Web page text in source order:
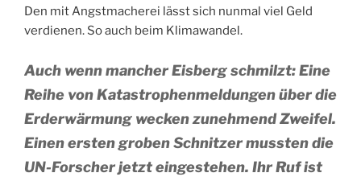
Den mit Angstmacherei lässt sich nunmal viel Geld
verdienen. So auch beim Klimawandel.
Auch wenn mancher Eisberg schmilzt: Eine
Reihe von Katastrophenmeldungen über die
Erderwärmung wecken zunehmend Zweifel.
Einen ersten groben Schnitzer mussten die
UN-Forscher jetzt eingestehen. Ihr Ruf ist